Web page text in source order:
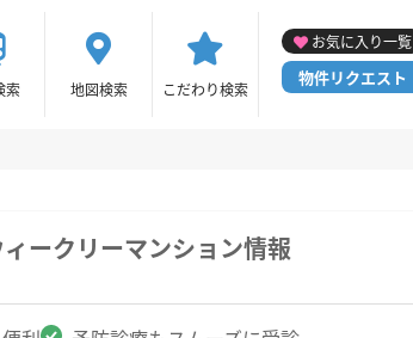
索 地図検索 こだわり検索
お気に入り一覧
物件リクエスト
ークリーマンション情報